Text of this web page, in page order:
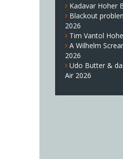
Kadavar Hoher
Blackout
2026
Tim Vantol
A Wilhelm
2026
Udo Butter &
Air 2026